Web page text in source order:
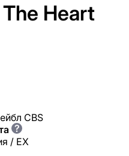
Heart
CBS
?
/ EX